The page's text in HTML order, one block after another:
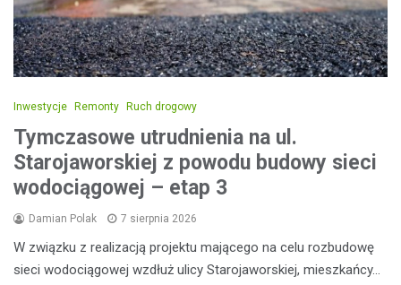
Inwestycje Remonty Ruch drogowy
Tymczasowe utrudnienia na ul.
Starojaworskiej z powodu budowy sieci
wodociągowej – etap 3
Damian Polak 7 sierpnia 2026
W związku z realizacją projektu mającego na celu rozbudowę
sieci wodociągowej wzdłuż ulicy Starojaworskiej, mieszkańcy…